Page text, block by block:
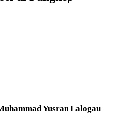
Yusran Lalogau